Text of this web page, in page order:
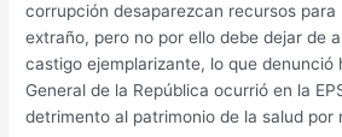
corrupción desaparezcan recursos para
extraño, pero no por ello debe dejar de
castigo ejemplarizante, lo que denunció
General de la República ocurrió en la
detrimento al patrimonio de la salud por